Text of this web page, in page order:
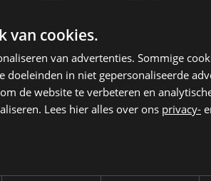
do 30 juli | 18:00
De Gavers:
van cookies.
van advertenties. Sommige
in niet gepersonaliseerde
de website te verbeteren en
Lees hier alles over ons privacy-